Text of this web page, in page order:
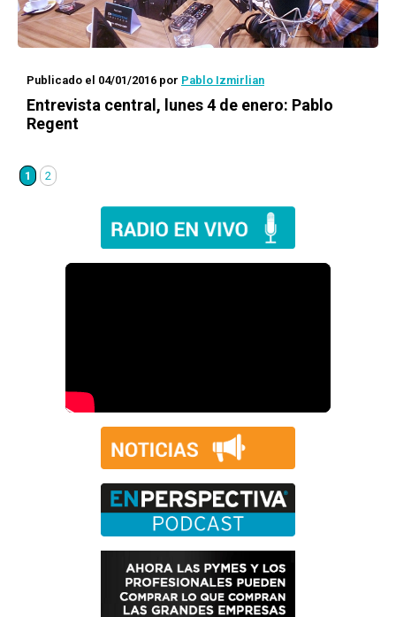
Publicado el 04/01/2016 por Pablo Izmirlian
Entrevista central, lunes 4 de enero: Pablo
Regent
1 2